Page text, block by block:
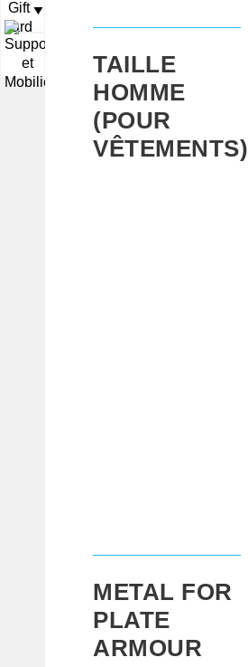
▼
TAILLE
HOMME
(POUR
VÊTEMENTS)
METAL FOR
PLATE
ARMOUR